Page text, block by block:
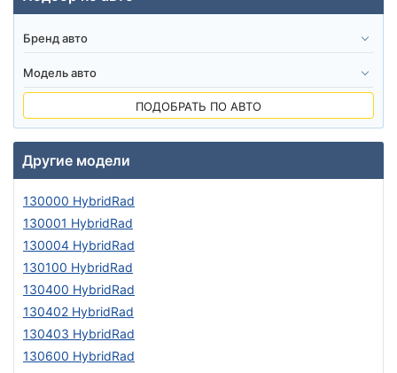
ПОДОБРАТЬ ПО АВТО
Другие модели
130000 HybridRad
130001 HybridRad
130004 HybridRad
130100 HybridRad
130400 HybridRad
130402 HybridRad
130403 HybridRad
130600 HybridRad